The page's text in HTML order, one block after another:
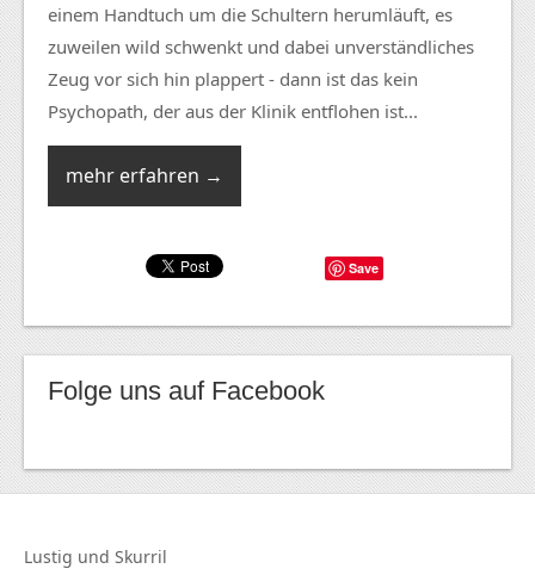
einem Handtuch um die Schultern herumläuft, es
zuweilen wild schwenkt und dabei unverständliches
Zeug vor sich hin plappert - dann ist das kein
Psychopath, der aus der Klinik entflohen ist...
mehr erfahren →
Save
Folge uns auf Facebook
Lustig und Skurril